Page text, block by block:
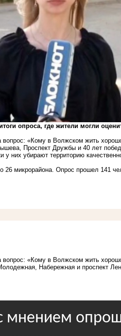
опроса, где жители могли
вопрос: «Кому в Волжском жить
Проспект Дружбы и 40 лет
у них убирают территорию
26 микрорайона. Опрос прошел 141
вопрос: «Кому в Волжском жить
Набережная и проспект